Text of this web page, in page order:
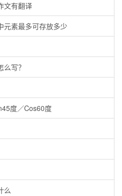
文有翻译
元素最多可存放多少
写？
度／Cos60度
么